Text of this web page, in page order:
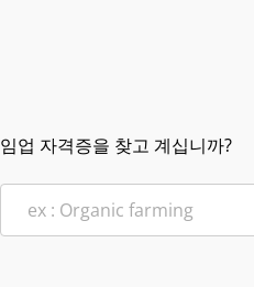
임업 자격증을 찾고 계십니까?